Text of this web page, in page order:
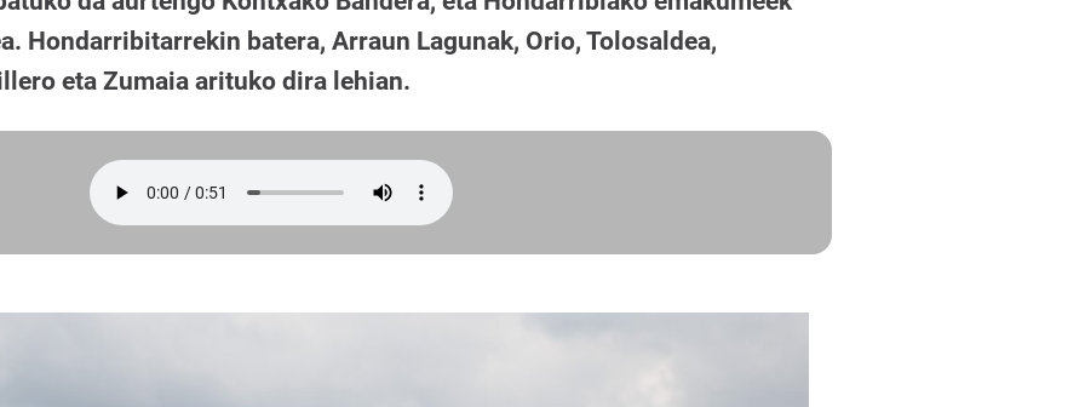
Hondarribitarrekin batera, Arraun Lagunak, Orio, Tolosaldea,
eta Zumaia arituko dira lehian.